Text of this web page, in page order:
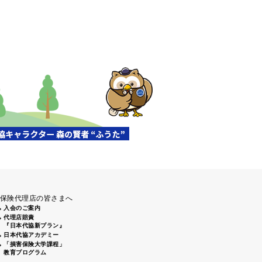
険代理店の皆さまへ
入会のご案内
代理店賠責
『日本代協新プラン』
日本代協アカデミー
「損害保険大学課程」
教育プログラム